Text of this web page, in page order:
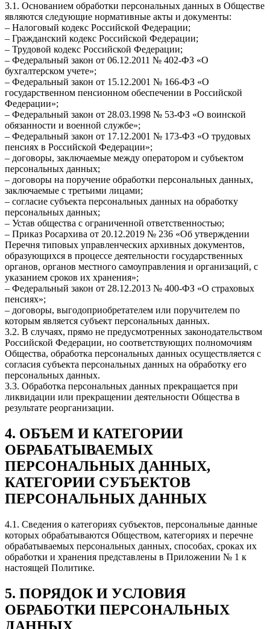
3.1. Основанием обработки персональных данных в Обществе
являются следующие нормативные акты и документы:
– Налоговый кодекс Российской Федерации;
– Гражданский кодекс Российской Федерации;
– Трудовой кодекс Российской Федерации;
– Федеральный закон от 06.12.2011 № 402-ФЗ «О
бухгалтерском учете»;
– Федеральный закон от 15.12.2001 № 166-ФЗ «О
государственном пенсионном обеспечении в Российской
Федерации»;
– Федеральный закон от 28.03.1998 № 53-ФЗ «О воинской
обязанности и военной службе»;
– Федеральный закон от 17.12.2001 № 173-ФЗ «О трудовых
пенсиях в Российской Федерации»;
– договоры, заключаемые между оператором и субъектом
персональных данных;
– договоры на поручение обработки персональных данных,
заключаемые с третьими лицами;
– согласие субъекта персональных данных на обработку
персональных данных;
– Устав общества с ограниченной ответственностью;
– Приказ Росархива от 20.12.2019 № 236 «Об утверждении
Перечня типовых управленческих архивных документов,
образующихся в процессе деятельности государственных
органов, органов местного самоуправления и организаций, с
указанием сроков их хранения»;
– Федеральный закон от 28.12.2013 № 400-ФЗ «О страховых
пенсиях»;
– договоры, выгодоприобретателем или поручителем по
которым является субъект персональных данных.
3.2. В случаях, прямо не предусмотренных законодательством
Российской Федерации, но соответствующих полномочиям
Общества, обработка персональных данных осуществляется с
согласия субъекта персональных данных на обработку его
персональных данных.
3.3. Обработка персональных данных прекращается при
ликвидации или прекращении деятельности Общества в
результате реорганизации.
4. ОБЪЕМ И КАТЕГОРИИ
ОБРАБАТЫВАЕМЫХ
ПЕРСОНАЛЬНЫХ ДАННЫХ,
КАТЕГОРИИ СУБЪЕКТОВ
ПЕРСОНАЛЬНЫХ ДАННЫХ
4.1. Сведения о категориях субъектов, персональные данные
которых обрабатываются Обществом, категориях и перечне
обрабатываемых персональных данных, способах, сроках их
обработки и хранения представлены в Приложении № 1 к
настоящей Политике.
5. ПОРЯДОК И УСЛОВИЯ
ОБРАБОТКИ ПЕРСОНАЛЬНЫХ